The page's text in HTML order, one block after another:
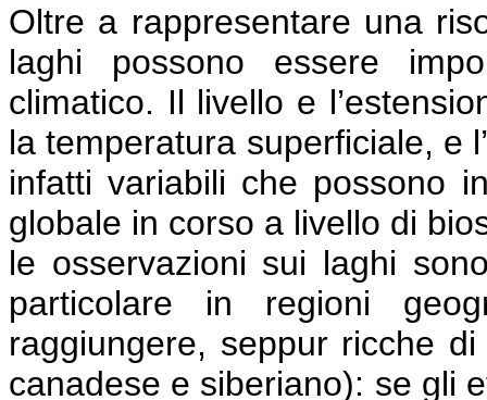
Oltre a rappresentare una
laghi possono essere
climatico. Il livello e
la temperatura superficiale, e
infatti variabili che possono
globale in corso a livello di
le osservazioni sui laghi
particolare in regioni
raggiungere, seppur ricche
canadese e siberiano): se gli